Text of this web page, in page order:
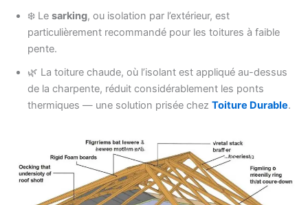
❄️ Le sarking, ou isolation par l’extérieur, est
particulièrement recommandé pour les toitures à faible
pente.
🌿 La toiture chaude, où l’isolant est appliqué au-dessus
de la charpente, réduit considérablement les ponts
thermiques — une solution prisée chez Toiture Durable.